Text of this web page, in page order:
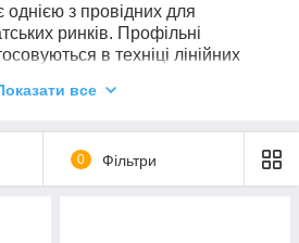
однією з провідних для
ринків. Профільні
в техніці лінійних
вантажопідйомність, низьке
самовирівнювання,
труднощі при виборі, то
Вам підібрати
все
0 Фільтри